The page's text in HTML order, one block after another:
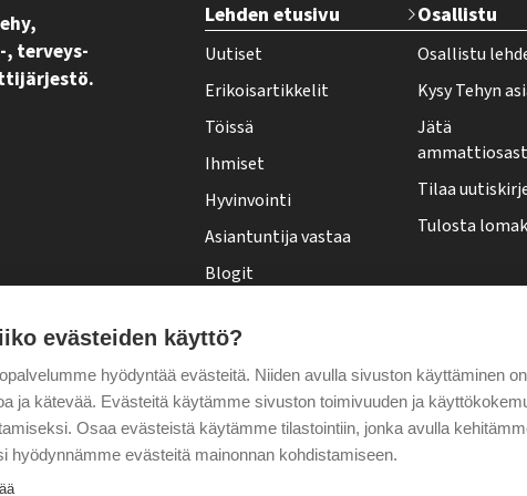
, terveys-
e
h
y
-
l
e
h
t
f
o
o
t
Lehden etusivu
Uutiset
Erikoisartikkelit
Töissä
Ihmiset
Hyvinvointi
Asiantuntija vastaa
Blogit
Pääkirjoitus
Puheenjohtajalta
Osallistu
Osallistu
Kysy Tehyn
Jätä
Tilaa
Tulosta
evästeiden käyttö?
hyödyntää evästeitä. Niiden avulla sivuston käyttäminen
ja kätevää. Evästeitä käytämme sivuston toimivuuden ja
Osaa evästeistä käytämme tilastointiin, jonka avulla
hyödynnämme evästeitä mainonnan kohdistamiseen.